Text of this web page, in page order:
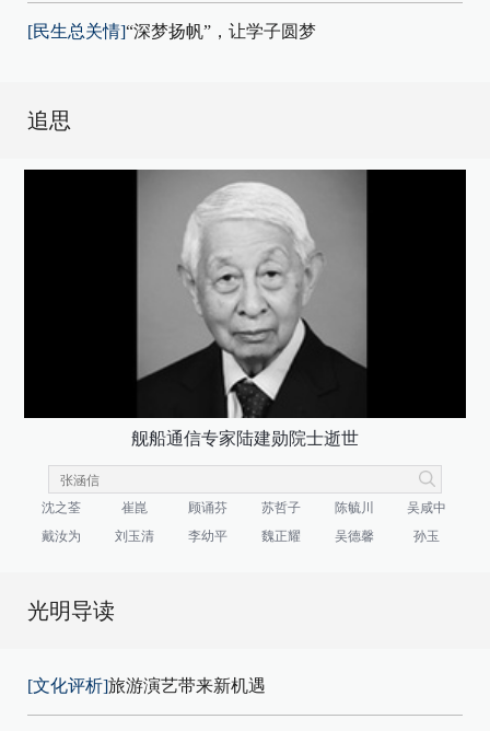
[民生总关情]“深梦扬帆”，让学子圆梦
追思
舰船通信专家陆建勋院士逝世
沈之荃 崔崑 顾诵芬 苏哲子 陈毓川
吴咸中
戴汝为
刘玉清 李幼平 魏正耀 吴德馨 孙玉
光明导读
[文化评析]旅游演艺带来新机遇